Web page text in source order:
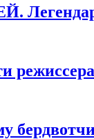
режиссера